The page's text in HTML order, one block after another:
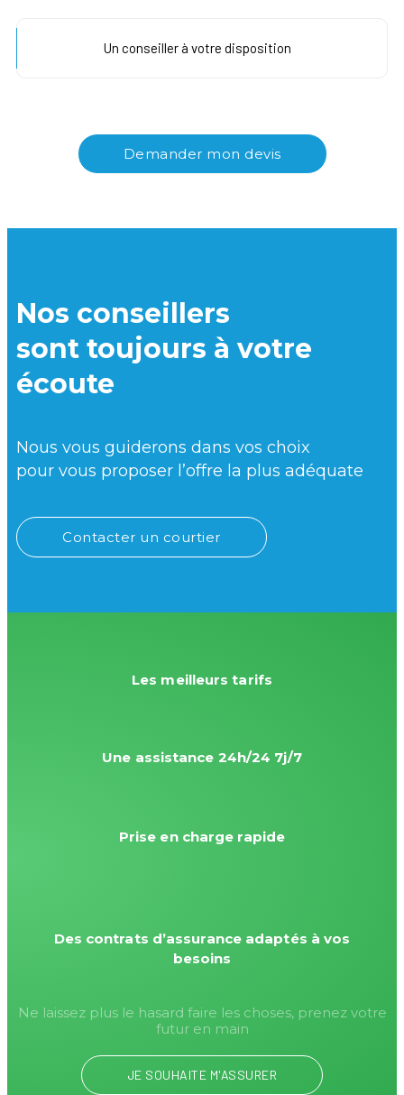
Un conseiller à votre disposition
Demander mon devis
Nos conseillers
sont toujours à votre
écoute
Nous vous guiderons dans vos choix
pour vous proposer l’offre la plus adéquate
Contacter un courtier
Les meilleurs tarifs
Une assistance 24h/24 7j/7
Prise en charge rapide
Des contrats d’assurance adaptés à vos
besoins
Ne laissez plus le hasard faire les choses, prenez votre
futur en main
JE SOUHAITE M'ASSURER